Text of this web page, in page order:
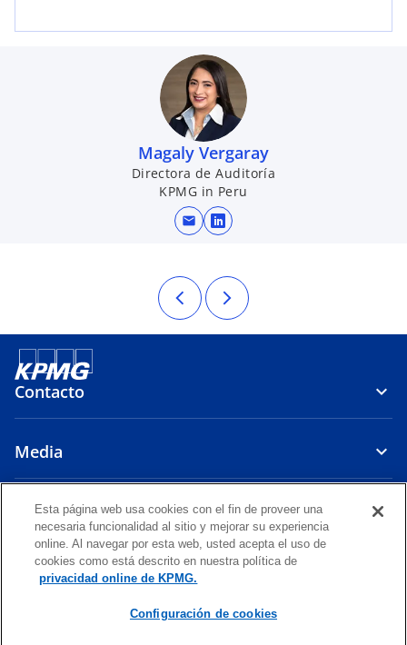
Magaly Vergaray
Directora de Auditoría
KPMG in Peru
mail se abre en una pestaña
Contacto
Media
Compañía
s
e
b
s
e
b
s
e
b
s
e
b
s
Esta página web usa cookies con el fin de proveer una
necesaria funcionalidad al sitio y mejorar su experiencia
online. Al navegar por esta web, usted acepta el uso de
cookies como está descrito en nuestra política de
privacidad online de KPMG.
Configuración de cookies